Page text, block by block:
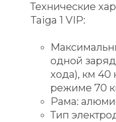
Технические
Taiga 1 VIP:
одной
хода), км
режиме 70
Рама:
Тип